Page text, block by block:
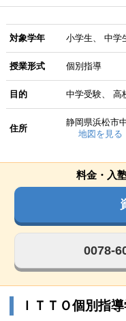
対象学年 小学生 中学
授業形式 個別指導
目的 中学受験 高
住所
静岡県浜松市
地図を見る
料金・入
0078-
ＩＴＴＯ個別指